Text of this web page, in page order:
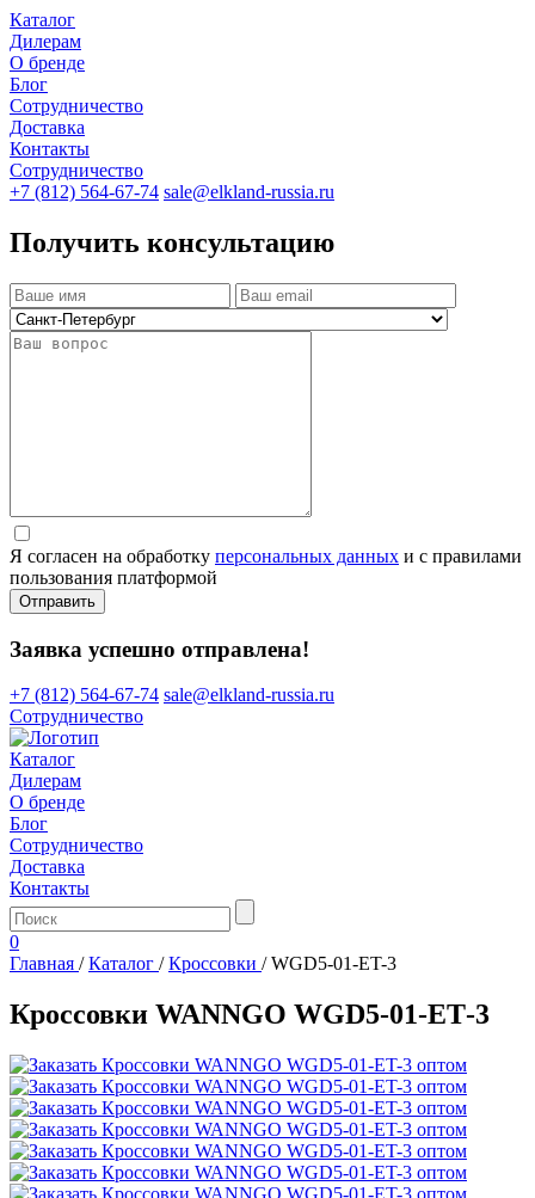
Каталог
Дилерам
О бренде
Блог
Сотрудничество
Доставка
Контакты
Сотрудничество
+7 (812) 564-67-74 sale@elkland-russia.ru
Получить консультацию
Я согласен на обработку персональных данных и с правилами
пользования платформой
Отправить
Заявка успешно отправлена!
+7 (812) 564-67-74 sale@elkland-russia.ru
Сотрудничество
Каталог
Дилерам
О бренде
Блог
Сотрудничество
Доставка
Контакты
0
Главная / Каталог / Кроссовки / WGD5-01-ET-3
Кроссовки WANNGO WGD5‑01‑ET‑3